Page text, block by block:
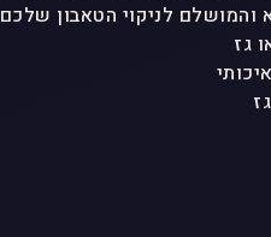
והמושלם לניקוי הטאבון שלכם
גז